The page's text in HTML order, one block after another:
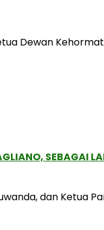
Dewan
SEBAGAI
dan Ketua